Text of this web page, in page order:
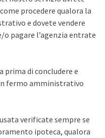
procedere qualora la
e dovete vendere
pagare l’agenzia entrate
prima di concludere e
fermo amministrativo
verificate sempre se
ipoteca, qualora